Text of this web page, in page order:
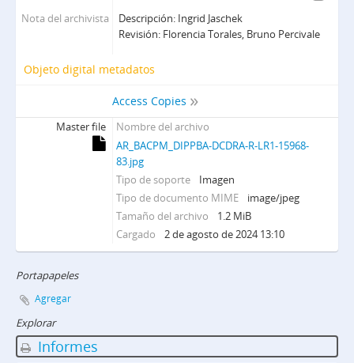
Nota del archivista
Descripción: Ingrid Jaschek
Revisión: Florencia Torales, Bruno Percivale
Objeto digital metadatos
Access Copies
Master file
Nombre del archivo
AR_BACPM_DIPPBA-DCDRA-R-LR1-15968-
83.jpg
Tipo de soporte
Imagen
Tipo de documento MIME
image/jpeg
Tamaño del archivo
1.2 MiB
Cargado
2 de agosto de 2024 13:10
Portapapeles
Agregar
Explorar
Informes